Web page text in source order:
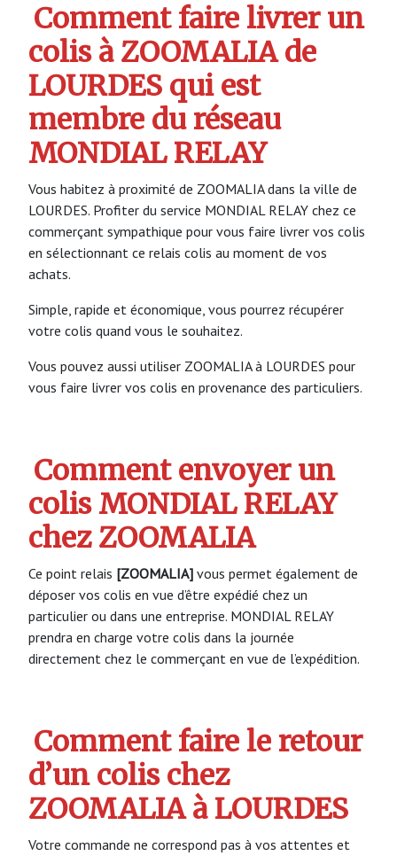
Comment faire livrer un
colis à ZOOMALIA de
LOURDES qui est
membre du réseau
MONDIAL RELAY
Vous habitez à proximité de ZOOMALIA dans la ville de
LOURDES. Profiter du service MONDIAL RELAY chez ce
commerçant sympathique pour vous faire livrer vos colis
en sélectionnant ce relais colis au moment de vos
achats.
Simple, rapide et économique, vous pourrez récupérer
votre colis quand vous le souhaitez.
Vous pouvez aussi utiliser ZOOMALIA à LOURDES pour
vous faire livrer vos colis en provenance des particuliers.
Comment envoyer un
colis MONDIAL RELAY
chez ZOOMALIA
Ce point relais [ZOOMALIA] vous permet également de
déposer vos colis en vue d’être expédié chez un
particulier ou dans une entreprise. MONDIAL RELAY
prendra en charge votre colis dans la journée
directement chez le commerçant en vue de l’expédition.
Comment faire le retour
d’un colis chez
ZOOMALIA à LOURDES
Votre commande ne correspond pas à vos attentes et